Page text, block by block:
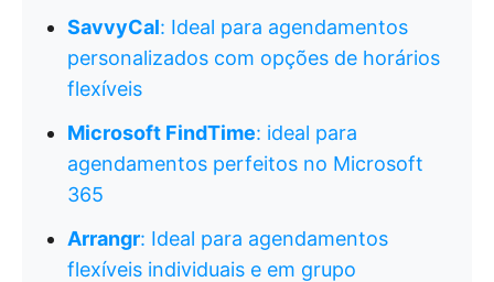
SavvyCal: Ideal para agendamentos
personalizados com opções de horários
flexíveis
Microsoft FindTime: ideal para
agendamentos perfeitos no Microsoft
365
Arrangr: Ideal para agendamentos
flexíveis individuais e em grupo